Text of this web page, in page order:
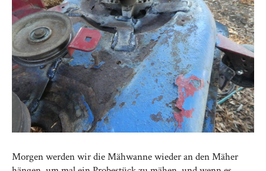
Morgen werden wir die Mähwanne wieder an den Mäher